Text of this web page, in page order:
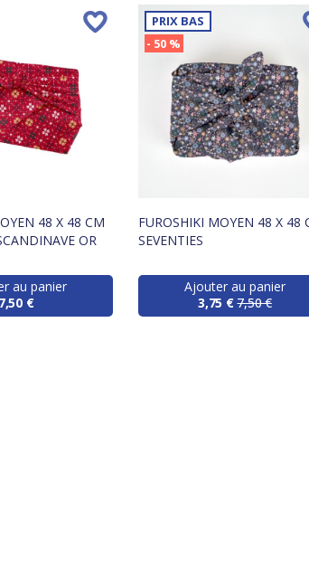
48 X 48 CM
OR
au panier
7,50 €
PRIX BAS
- 50 %
FUROSHIKI MOYEN 48 X 48
SEVENTIES
Ajouter au panier
3,75 € 7,50 €